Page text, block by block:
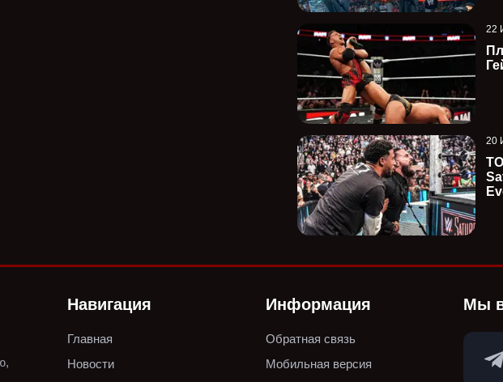
22
20
Навигация
Главная
Новости
Информация
Обратная связь
Мобильная версия
Мы